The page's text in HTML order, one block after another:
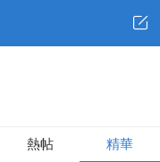
熱帖 精華